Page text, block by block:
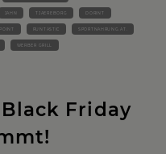
JAHN TJAEREBORG DORINT
RUNTASTIC SPORTNAHRUNG.AT.
WERBER GRILL
Friday